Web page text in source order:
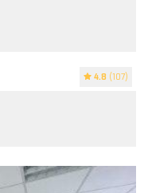
4.8 (107)